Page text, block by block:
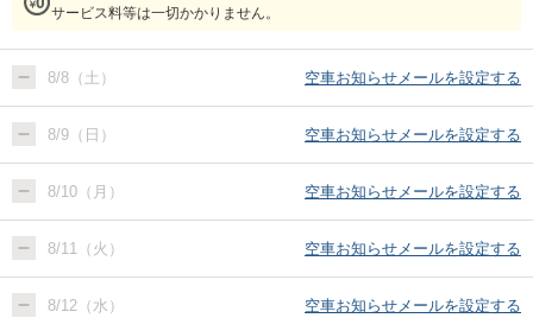
サービス料等は一切かかりません。
8/8（土） 空車お知らせメールを設定する
8/9（日） 空車お知らせメールを設定する
8/10（月） 空車お知らせメールを設定する
8/11（火） 空車お知らせメールを設定する
8/12（水） 空車お知らせメールを設定する